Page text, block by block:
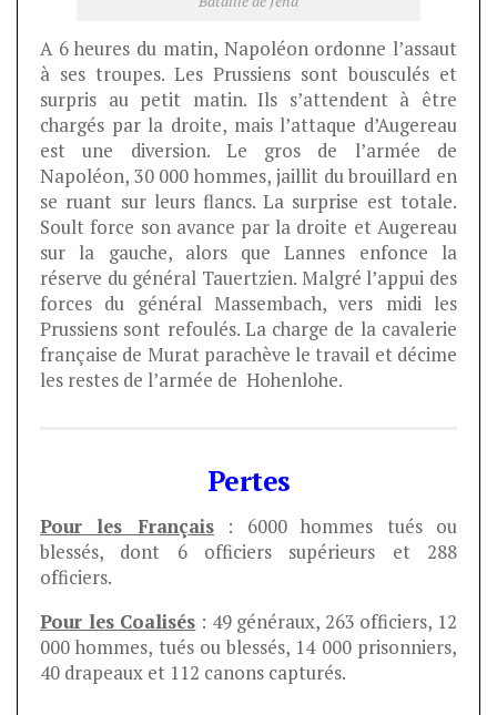
A 6 heures du matin, Napoléon ordonne l’assaut
à ses troupes. Les Prussiens sont bousculés et
surpris au petit matin. Ils s’attendent à être
chargés par la droite, mais l’attaque d’Augereau
est une diversion. Le gros de l’armée de
Napoléon, 30 000 hommes, jaillit du brouillard en
se ruant sur leurs flancs. La surprise est totale.
Soult force son avance par la droite et Augereau
sur la gauche, alors que Lannes enfonce la
réserve du général Tauertzien. Malgré l’appui des
forces du général Massembach, vers midi les
Prussiens sont refoulés. La charge de la cavalerie
française de Murat parachève le travail et décime
les restes de l’armée de Hohenlohe.
Pertes
Pour les Français: 6000 hommes tués ou
blessés, dont 6 officiers supérieurs et 288
officiers.
Pour les Coalisés : 49 généraux, 263 officiers, 12
000 hommes, tués ou blessés, 14 000 prisonniers,
40 drapeaux et 112 canons capturés.